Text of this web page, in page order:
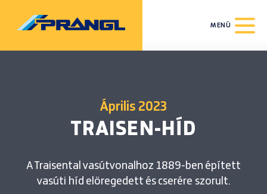
MENÜ
Április 2023
TRAISEN-HÍD
A Traisental vasútvonalhoz 1889-ben épített
vasúti híd elöregedett és cserére szorult.